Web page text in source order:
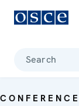
Search